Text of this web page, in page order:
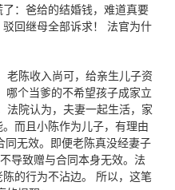
：爸给的结婚钱，难道真要
回继母全部诉求！ 法官为什
老陈收入尚可，给亲生儿子资
哪个当爹的不希望孩子成家立
法院认为，夫妻一起生活，家
而且小陈作为儿子，有理由
同无效。即便老陈真没经妻子
导致赠与合同本身无效。法
的行为不沾边。 所以，这笔